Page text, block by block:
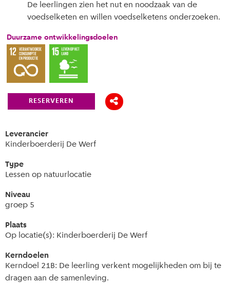
De leerlingen zien het nut en noodzaak van de
voedselketen en willen voedselketens onderzoeken.
Duurzame ontwikkelingsdoelen
RESERVEREN
Leverancier
Kinderboerderij De Werf
Type
Lessen op natuurlocatie
Niveau
groep 5
Plaats
Op locatie(s): Kinderboerderij De Werf
Kerndoelen
Kerndoel 21B: De leerling verkent mogelijkheden om bij te
dragen aan de samenleving.